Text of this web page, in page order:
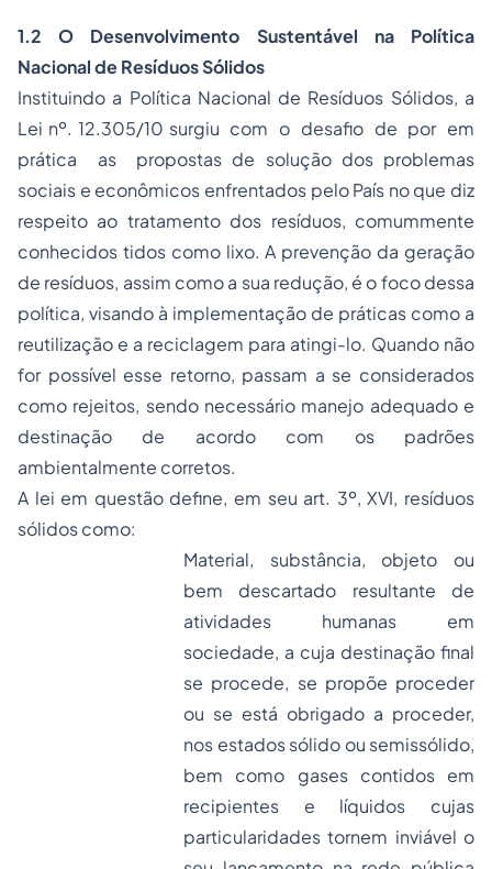
1.2 O Desenvolvimento Sustentável na Política
Nacional de Resíduos Sólidos
Instituindo a Política Nacional de Resíduos Sólidos, a
Lei nº. 12.305/10 surgiu com o desafio de por em
prática as propostas de solução dos problemas
sociais e econômicos enfrentados pelo País no que diz
respeito ao tratamento dos resíduos, comummente
conhecidos tidos como lixo. A prevenção da geração
de resíduos, assim como a sua redução, é o foco dessa
política, visando à implementação de práticas como a
reutilização e a reciclagem para atingi-lo. Quando não
for possível esse retorno, passam a se considerados
como rejeitos, sendo necessário manejo adequado e
destinação de acordo com os padrões
ambientalmente corretos.
A lei em questão define, em seu art. 3º, XVI, resíduos
sólidos como:
Material, substância, objeto ou
bem descartado resultante de
atividades humanas em
sociedade, a cuja destinação final
se procede, se propõe proceder
ou se está obrigado a proceder,
nos estados sólido ou semissólido,
bem como gases contidos em
recipientes e líquidos cujas
particularidades tornem inviável o